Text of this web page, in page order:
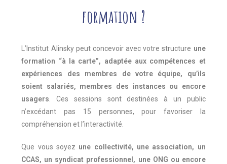
formation ?
L’Institut Alinsky peut concevoir avec votre structure une
formation “à la carte”, adaptée aux compétences et
expériences des membres de votre équipe, qu’ils
soient salariés, membres des instances ou encore
usagers . Ces sessions sont destinées à un public
n’excédant pas 15 personnes, pour favoriser la
compréhension et l’interactivité.
Que vous soyez une collectivité, une association, un
CCAS, un syndicat professionnel, une ONG ou encore